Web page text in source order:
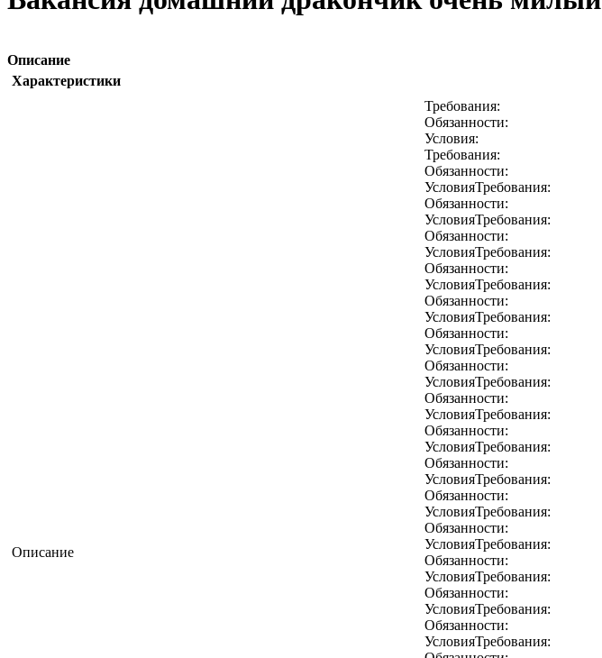
Описание
Характеристики
Описание
Требования:
Обязанности:
Условия:
Требования:
Обязанности:
УсловияТребования:
Обязанности:
УсловияТребования:
Обязанности:
УсловияТребования:
Обязанности:
УсловияТребования:
Обязанности:
УсловияТребования:
Обязанности:
УсловияТребования:
Обязанности:
УсловияТребования:
Обязанности:
УсловияТребования:
Обязанности:
УсловияТребования:
Обязанности:
УсловияТребования:
Обязанности:
УсловияТребования:
Обязанности:
УсловияТребования:
Обязанности:
УсловияТребования:
Обязанности:
УсловияТребования:
Обязанности:
УсловияТребования: